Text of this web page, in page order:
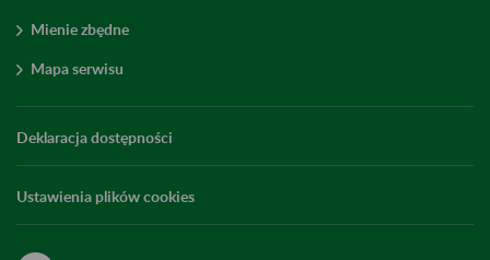
Mienie zbędne
Mapa serwisu
Deklaracja dostępności
Ustawienia plików cookies